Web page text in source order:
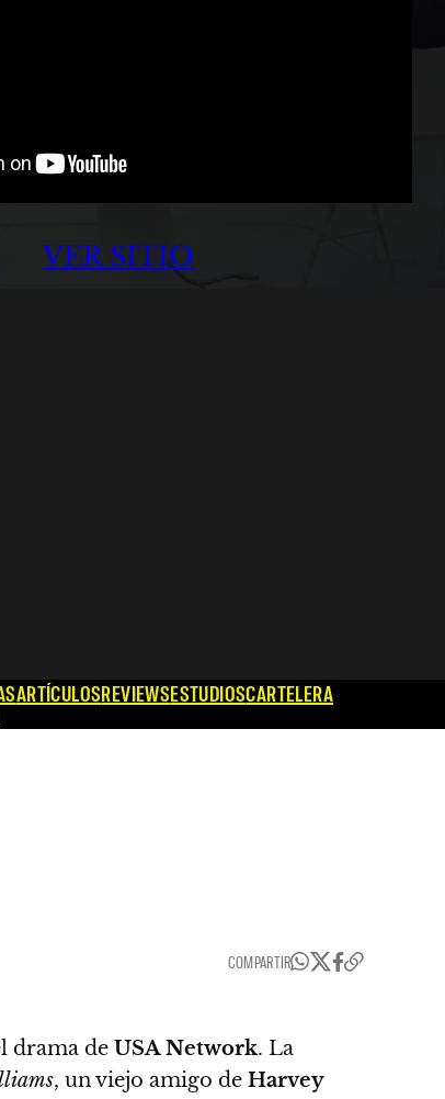
VER SITIO
ARTÍCULOSREVIEWSESTUDIOSCARTELERA
COMPARTIR
drama de USA Network. La
, un viejo amigo de Harvey